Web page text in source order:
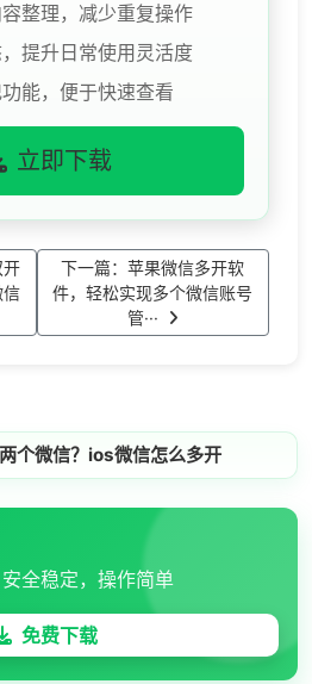
整理，减少重复操作
提升日常使用灵活度
能，便于快速查看
立即下载
开
下一篇：苹果微信多开软
件，轻松实现多个微信账号
管···
个微信？ios微信怎么多开
全稳定，操作简单
免费下载